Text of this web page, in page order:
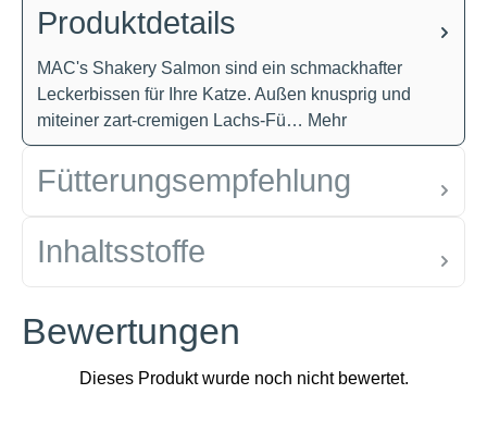
Produktdetails
MAC's Shakery Salmon sind ein schmackhafter
Leckerbissen für Ihre Katze. Außen knusprig und
miteiner zart-cremigen Lachs-Fü… Mehr
Fütterungsempfehlung
Inhaltsstoffe
Bewertungen